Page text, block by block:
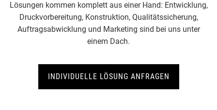
Lösungen kommen komplett aus einer Hand: Entwicklung,
Druckvorbereitung, Konstruktion, Qualitätssicherung,
Auftragsabwicklung und Marketing sind bei uns unter
einem Dach.
INDIVIDUELLE LÖSUNG ANFRAGEN